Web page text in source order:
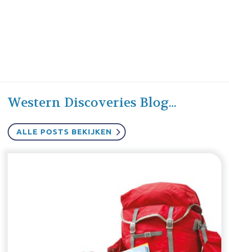
Western Discoveries Blog...
ALLE POSTS BEKIJKEN